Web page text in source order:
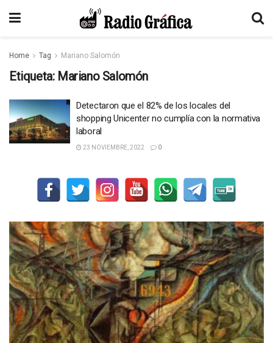
Home Tag Mariano Salomón
Etiqueta: Mariano Salomón
Detectaron que el 82% de los locales del
shopping Unicenter no cumplía con la normativa
laboral
23 NOVIEMBRE, 2022 0